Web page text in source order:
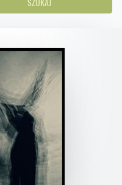
SZUKAJ